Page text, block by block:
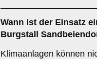
Wann ist der Einsatz
Burgstall
Klimaanlagen können